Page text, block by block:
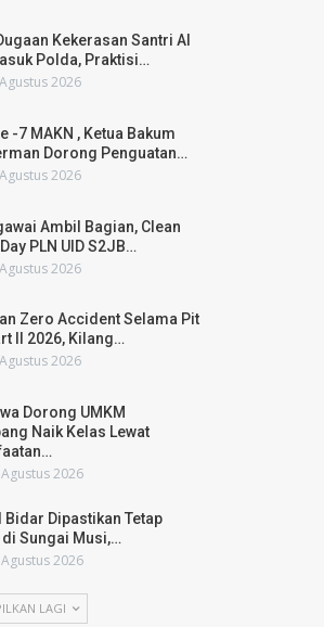
Kekerasan Santri Al
Polda, Praktisi…
2026
-7 MAKN , Ketua Bakum
Dorong Penguatan…
2026
Ambil Bagian, Clean
PLN UID S2JB…
2026
Zero Accident Selama Pit
II 2026, Kilang…
2026
Dorong UMKM
Naik Kelas Lewat
2026
Bidar Dipastikan Tetap
Sungai Musi,…
2026
LAGI